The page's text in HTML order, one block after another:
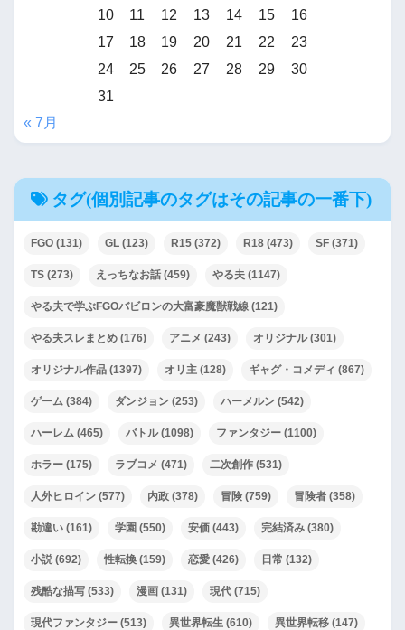
10
11 12 13 14 15
16
17
18 19 20 21 22
23
24
25 26 27 28 29
30
31
« 7月
タグ(個別記事のタグはその記事の一番下)
FGO (131) GL (123) R15 (372) R18 (473) SF (371)
TS (273) えっちなお話 (459) やる夫 (1147)
やる夫で学ぶFGOバビロンの大富豪魔獣戦線 (121)
やる夫スレまとめ (176) アニメ (243) オリジナル(301)
オリジナル作品 (1397) オリ主 (128) ギャグ・コメディ (867)
ゲーム (384) ダンジョン (253) ハーメルン (542)
ハーレム (465) バトル(1098) ファンタジー (1100)
ホラー (175) ラブコメ (471) 二次創作 (531)
人外ヒロイン (577) 内政 (378) 冒険 (759) 冒険者 (358)
勘違い (161) 学園 (550) 安価 (443) 完結済み (380)
小説(692) 性転換 (159) 恋愛 (426) 日常 (132)
残酷な描写 (533) 漫画 (131) 現代 (715)
現代ファンタジー (513) 異世界転生 (610) 異世界転移 (147)